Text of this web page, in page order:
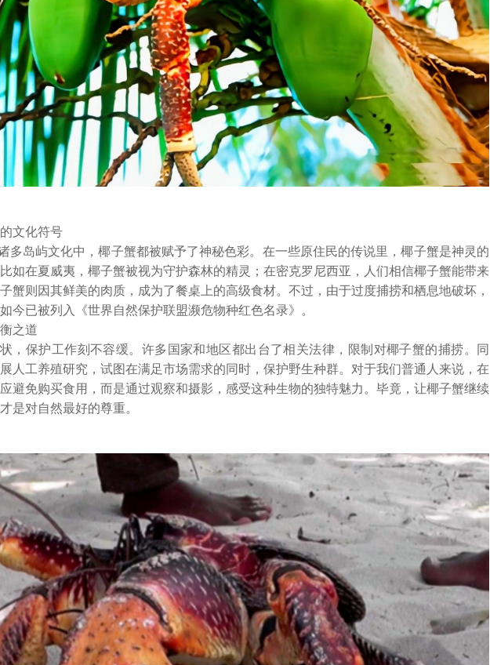
文化符号
多岛屿文化中，椰子蟹都被赋予了神秘色彩。在一些原住民的传说里，椰子蟹是神灵的
如在夏威夷，椰子蟹被视为守护森林的精灵；在密克罗尼西亚，人们相信椰子蟹能带来
蟹则因其鲜美的肉质，成为了餐桌上的高级食材。不过，由于过度捕捞和栖息地破坏，
今已被列入《世界自然保护联盟濒危物种红色名录》。
之道
，保护工作刻不容缓。许多国家和地区都出台了相关法律，限制对椰子蟹的捕捞。同
人工养殖研究，试图在满足市场需求的同时，保护野生种群。对于我们普通人来说，在
避免购买食用，而是通过观察和摄影，感受这种生物的独特魅力。毕竟，让椰子蟹继续
是对自然最好的尊重。